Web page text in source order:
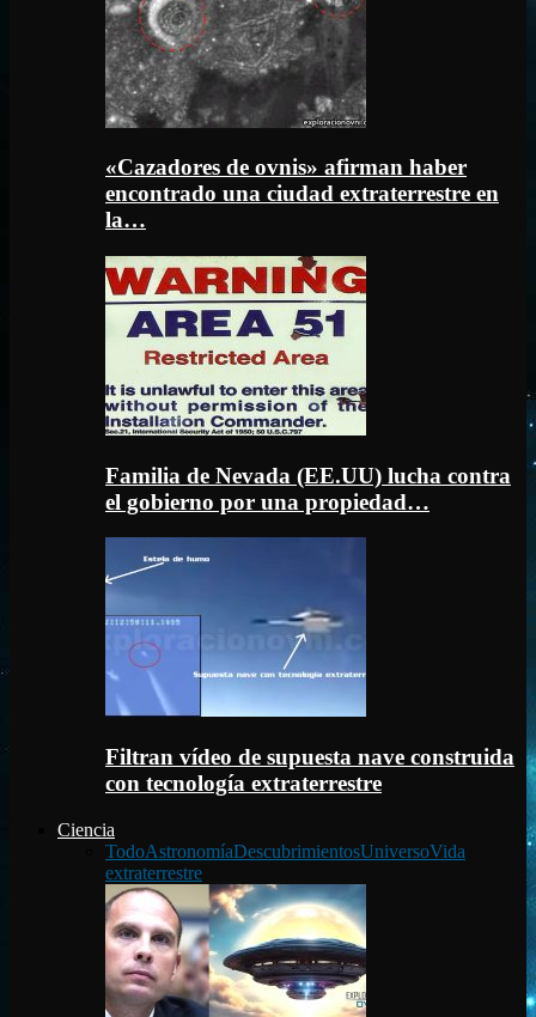
«Cazadores de ovnis» afirman haber
encontrado una ciudad extraterrestre en
la…
Familia de Nevada (EE.UU) lucha contra
el gobierno por una propiedad…
Filtran vídeo de supuesta nave construida
con tecnología extraterrestre
Ciencia
TodoAstronomíaDescubrimientosUniversoVida
extraterrestre